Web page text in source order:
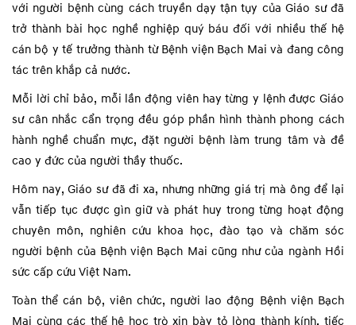
với người bệnh cùng cách truyền dạy tận tụy của Giáo sư đã
trở thành bài học nghề nghiệp quý báu đối với nhiều thế hệ
cán bộ y tế trưởng thành từ Bệnh viện Bạch Mai và đang công
tác trên khắp cả nước.
Mỗi lời chỉ bảo, mỗi lần động viên hay từng y lệnh được Giáo
sư cân nhắc cẩn trọng đều góp phần hình thành phong cách
hành nghề chuẩn mực, đặt người bệnh làm trung tâm và đề
cao y đức của người thầy thuốc.
Hôm nay, Giáo sư đã đi xa, nhưng những giá trị mà ông để lại
vẫn tiếp tục được gìn giữ và phát huy trong từng hoạt động
chuyên môn, nghiên cứu khoa học, đào tạo và chăm sóc
người bệnh của Bệnh viện Bạch Mai cũng như của ngành Hồi
sức cấp cứu Việt Nam.
Toàn thể cán bộ, viên chức, người lao động Bệnh viện Bạch
Mai cùng các thế hệ học trò xin bày tỏ lòng thành kính, tiếc